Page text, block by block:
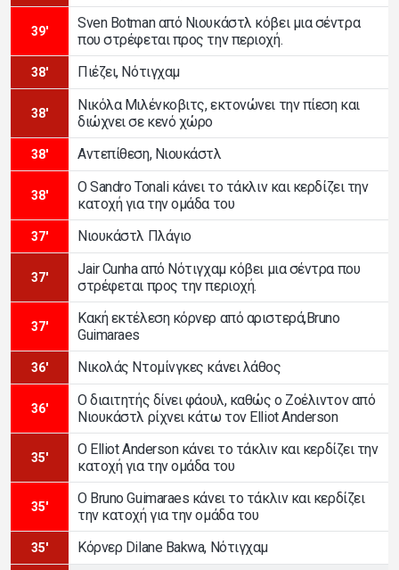
39'
Sven Botman από Νιουκάστλ κόβει μια σέντρα
που στρέφεται προς την περιοχή.
38' Πιέζει, Νότιγχαμ
38'
Νικόλα Μιλένκοβιτς, εκτονώνει την πίεση και
διώχνει σε κενό χώρο
38' Αντεπίθεση, Νιουκάστλ
38'
Ο Sandro Tonali κάνει το τάκλιν και κερδίζει την
κατοχή για την ομάδα του
37' Νιουκάστλ Πλάγιο
37'
Jair Cunha από Νότιγχαμ κόβει μια σέντρα που
στρέφεται προς την περιοχή.
37'
Κακή εκτέλεση κόρνερ από αριστερά,Bruno
Guimaraes
36' Νικολάς Ντομίνγκες κάνει λάθος
36'
Ο διαιτητής δίνει φάουλ, καθώς ο Ζοέλιντον από
Νιουκάστλ ρίχνει κάτω τον Elliot Anderson
35'
Ο Elliot Anderson κάνει το τάκλιν και κερδίζει την
κατοχή για την ομάδα του
35'
Ο Bruno Guimaraes κάνει το τάκλιν και κερδίζει
την κατοχή για την ομάδα του
35' Κόρνερ Dilane Bakwa, Νότιγχαμ